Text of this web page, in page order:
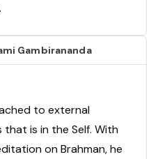
Gambirananda
to external
is in the Self. With
on Brahman, he